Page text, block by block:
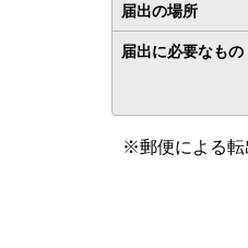
届出の場所
届出に必要なもの
※郵便による転